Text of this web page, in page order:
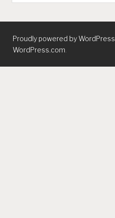
Proudly powered by WordPress
WordPress.com